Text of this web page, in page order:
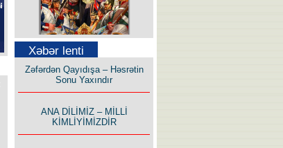
Səfər Alışarlı yazır
Xəbər lenti
Zəfərdən Qayıdışa – Həsrətin
Sonu Yaxındır
ANA DİLİMİZ – MİLLİ
KİMLİYİMİZDİR